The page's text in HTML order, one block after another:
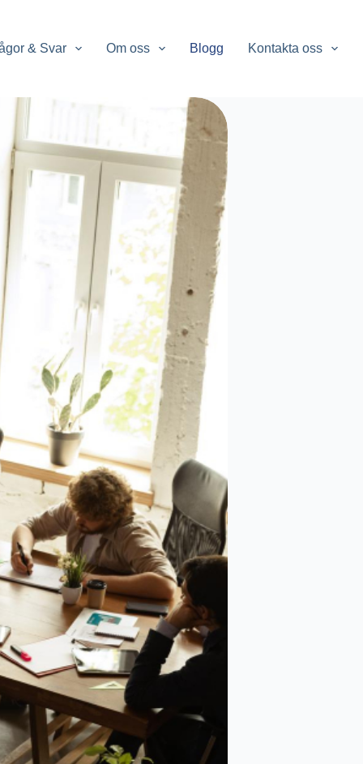
& Svar Om oss Blogg Kontakta oss